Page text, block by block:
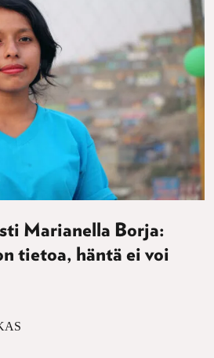
Marianella Borja:
tietoa, häntä ei voi